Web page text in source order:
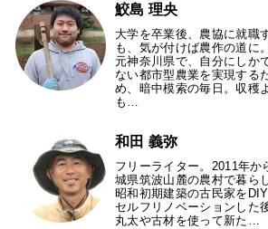
鮫島 理央
大学を卒業後、農協に就職
も、気が付けば農作の道に
元神奈川県で、自分にしか
ない都市型農業を実現する
め、暗中模索の毎日。収穫
も…
和田 義弥
フリーライター。2011年か
城県筑波山麓の農村で暮らし
昭和初期建築の古民家を
セルフリノベーションした後
丸太や古材を使って新た…